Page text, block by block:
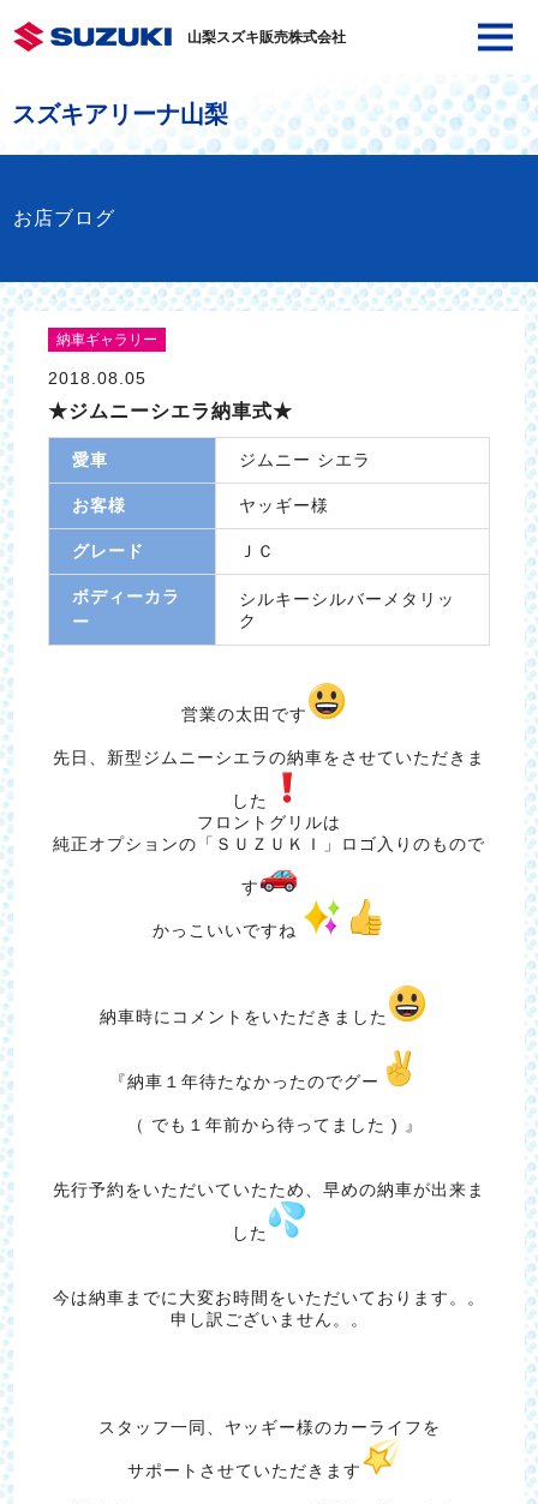
山梨スズキ販売株式会社
スズキアリーナ山梨
お店ブログ
納車ギャラリー
2018.08.05
★ジムニーシエラ納車式★
愛車 ジムニー シエラ
お客様 ヤッギー様
グレード ＪＣ
ボディーカラ
ー
シルキーシルバーメタリッ
ク
営業の太田です
先日、新型ジムニーシエラの納車をさせていただきま
した
フロントグリルは
純正オプションの「ＳＵＺＵＫＩ」ロゴ入りのもので
す
かっこいいですね
納車時にコメントをいただきました
『納車１年待たなかったのでグー
（ でも１年前から待ってました ) 』
先行予約をいただいていたため、早めの納車が出来ま
した
今は納車までに大変お時間をいただいております。。
申し訳ございません。。
スタッフ一同、ヤッギー様のカーライフを
サポートさせていただきます